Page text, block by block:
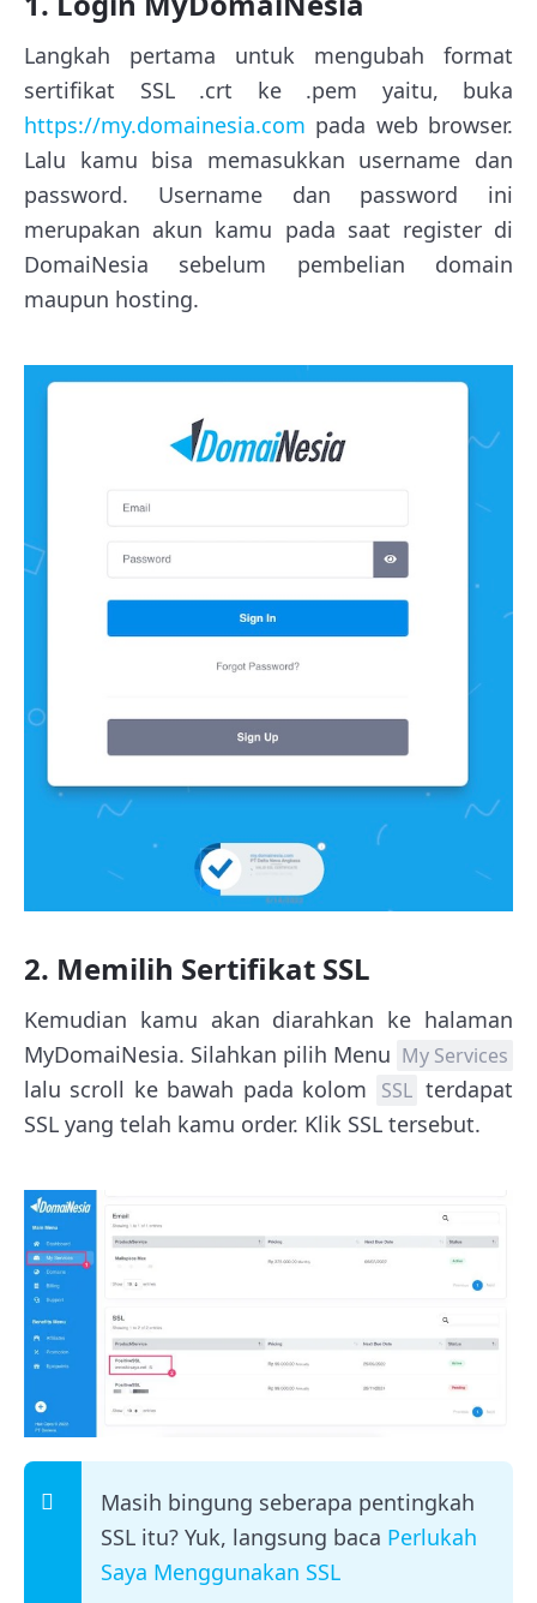
Langkah pertama untuk mengubah format
sertifikat SSL .crt ke .pem yaitu, buka
https://my.domainesia.com pada web browser.
Lalu kamu bisa memasukkan username dan
password. Username dan password ini
merupakan akun kamu pada saat register di
DomaiNesia sebelum pembelian domain
maupun hosting.
2. Memilih Sertifikat SSL
Kemudian kamu akan diarahkan ke halaman
MyDomaiNesia. Silahkan pilih Menu My Services
lalu scroll ke bawah pada kolom SSL terdapat
SSL yang telah kamu order. Klik SSL tersebut.
Masih bingung seberapa pentingkah
SSL itu? Yuk, langsung baca Perlukah
Saya Menggunakan SSL